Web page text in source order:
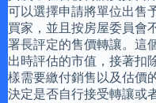
可以選擇申請將單位出售
買家，並且按房屋委員會
署長評定的售價轉讓。這
出時評估的市值，接著扣
樣需要繳付銷售以及估價
決定是否自行接受轉讓或